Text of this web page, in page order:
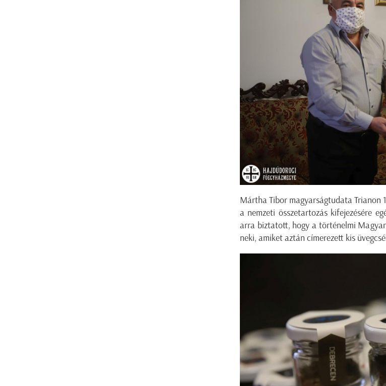
Mártha Tibor magyarságtudata Trianon
a nemzeti összetartozás kifejezésére
arra biztatott, hogy a történelmi
neki, amiket aztán címerezett kis